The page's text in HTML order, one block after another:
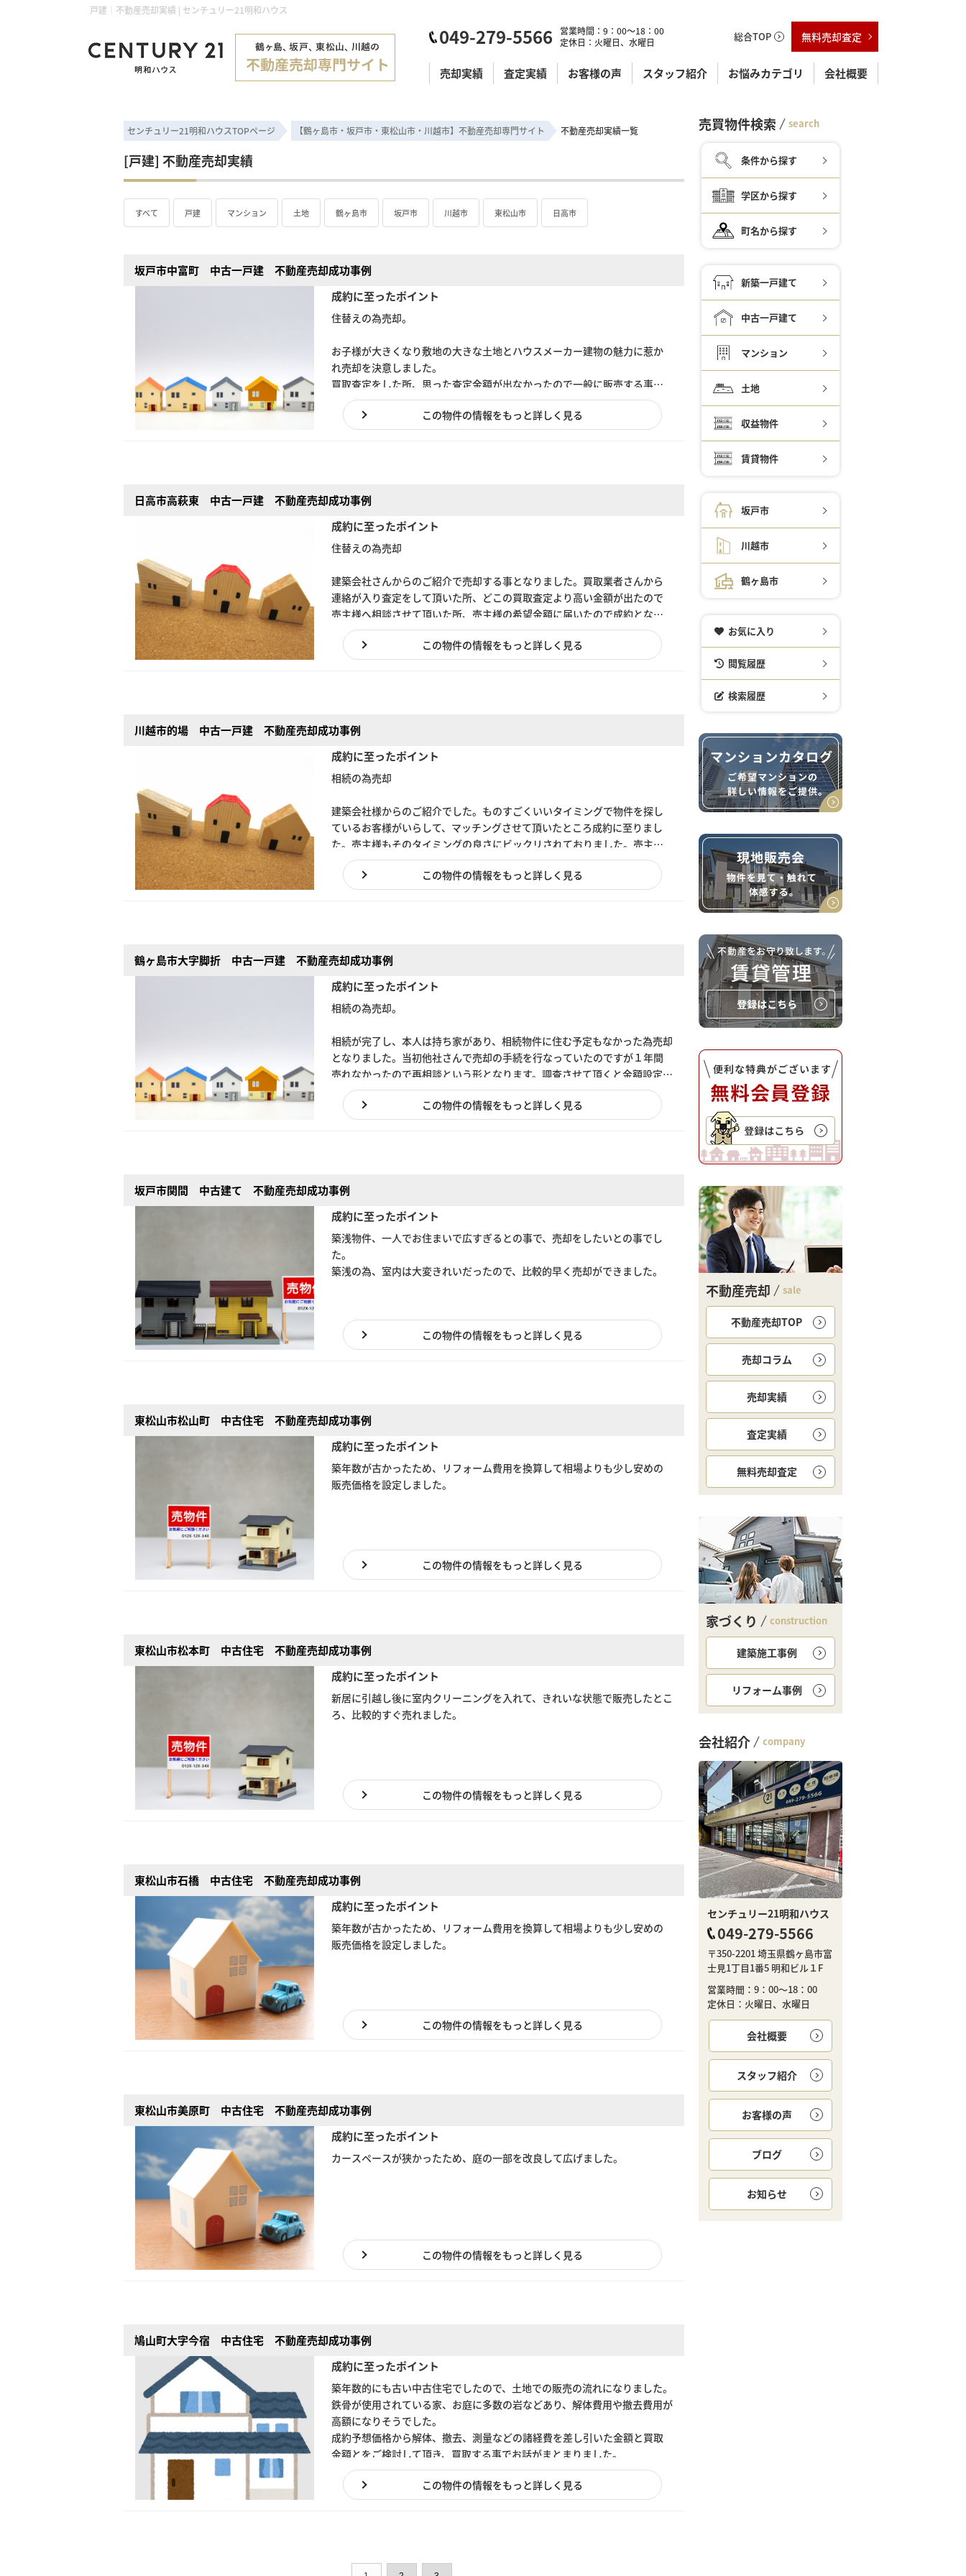
戸建｜不動産売却実績 | センチュリー21明和ハウス
049-279-5566
営業時間：9：00～18：00
定休日：火曜日、水曜日
総合TOP 無料売却査定
売却実績 査定実績 お客様の声 スタッフ紹介 お悩みカテゴリ 会社概要
センチュリー21明和ハウスTOPページ 【鶴ヶ島市・坂戸市・東松山市・川越市】不動産売却専門サイト 不動産売却実績一覧
[戸建] 不動産売却実績
すべて 戸建 マンション 土地 鶴ヶ島市 坂戸市 川越市 東松山市 日高市
坂戸市中富町 中古一戸建 不動産売却成功事例
成約に至ったポイント
住替えの為売却。
お子様が大きくなり敷地の大きな土地とハウスメーカー建物の魅力に惹か
れ売却を決意しました。
買取査定をした所、思った査定金額が出なかったので一般に販売する事と
なりました。
買主様が現れた際も値引交渉が入ってしまい、売主様的には厳しい状況の
中、決断して頂き成約となりました。
この物件の情報をもっと詳しく見る
日高市高萩東 中古一戸建 不動産売却成功事例
成約に至ったポイント
住替えの為売却
建築会社さんからのご紹介で売却する事となりました。買取業者さんから
連絡が入り査定をして頂いた所、どこの買取査定より高い金額が出たので
売主様へ相談させて頂いた所、売主様の希望金額に届いたので成約となり
ました。
この物件の情報をもっと詳しく見る
川越市的場 中古一戸建 不動産売却成功事例
成約に至ったポイント
相続の為売却
建築会社様からのご紹介でした。ものすごくいいタイミングで物件を探し
ているお客様がいらして、マッチングさせて頂いたところ成約に至りまし
た。売主様もそのタイミングの良さにビックリされておりました。売主様
も買主様も喜んで頂いたので良かったです。
この物件の情報をもっと詳しく見る
鶴ヶ島市大字脚折 中古一戸建 不動産売却成功事例
成約に至ったポイント
相続の為売却。
相続が完了し、本人は持ち家があり、相続物件に住む予定もなかった為売却
となりました。当初他社さんで売却の手続を行なっていたのですが１年間
売れなかったので再相談という形となります。調査させて頂くと金額設定に
無理があったので、価格を下げさせて頂き成約となりました。
この物件の情報をもっと詳しく見る
坂戸市関間 中古建て 不動産売却成功事例
成約に至ったポイント
築浅物件、一人でお住まいで広すぎるとの事で、売却をしたいとの事でし
た。
築浅の為、室内は大変きれいだったので、比較的早く売却ができました。
この物件の情報をもっと詳しく見る
東松山市松山町 中古住宅 不動産売却成功事例
成約に至ったポイント
築年数が古かったため、リフォーム費用を換算して相場よりも少し安めの
販売価格を設定しました。
この物件の情報をもっと詳しく見る
東松山市松本町 中古住宅 不動産売却成功事例
成約に至ったポイント
新居に引越し後に室内クリーニングを入れて、きれいな状態で販売したとこ
ろ、比較的すぐ売れました。
この物件の情報をもっと詳しく見る
東松山市石橋 中古住宅 不動産売却成功事例
成約に至ったポイント
築年数が古かったため、リフォーム費用を換算して相場よりも少し安めの
販売価格を設定しました。
この物件の情報をもっと詳しく見る
東松山市美原町 中古住宅 不動産売却成功事例
成約に至ったポイント
カースペースが狭かったため、庭の一部を改良して広げました。
この物件の情報をもっと詳しく見る
鳩山町大字今宿 中古住宅 不動産売却成功事例
成約に至ったポイント
築年数的にも古い中古住宅でしたので、土地での販売の流れになりました。
鉄骨が使用されている家、お庭に多数の岩などあり、解体費用や撤去費用が
高額になりそうでした。
成約予想価格から解体、撤去、測量などの諸経費を差し引いた金額と買取
金額とをご検討して頂き、買取する事でお話がまとまりました。
この物件の情報をもっと詳しく見る
売買物件検索 search
条件から探す
学区から探す
町名から探す
新築一戸建て
中古一戸建て
マンション
土地
収益物件
賃貸物件
坂戸市
川越市
鶴ヶ島市
お気に入り
閲覧履歴
検索履歴
不動産売却 sale
不動産売却TOP
売却コラム
売却実績
査定実績
無料売却査定
家づくり construction
建築施工事例
リフォーム事例
会社紹介 company
センチュリー21明和ハウス
049-279-5566
〒350-2201 埼玉県鶴ヶ島市富
士見1丁目1番5 明和ビル１F
営業時間：9：00～18：00
定休日：火曜日、水曜日
会社概要
スタッフ紹介
お客様の声
ブログ
お知らせ